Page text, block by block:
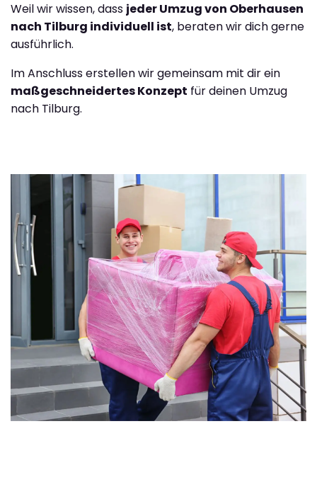
Weil wir wissen, dass jeder Umzug von Oberhausen
nach Tilburg individuell ist, beraten wir dich gerne
ausführlich.
Im Anschluss erstellen wir gemeinsam mit dir ein
maßgeschneidertes Konzept für deinen Umzug
nach Tilburg.